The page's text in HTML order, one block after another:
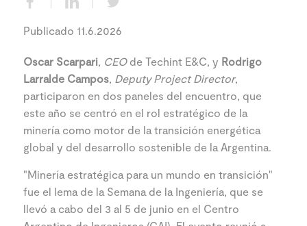
Publicado 11.6.2026
Oscar Scarpari, CEO de Techint E&C, y Rodrigo
Larralde Campos, Deputy Project Director,
participaron en dos paneles del encuentro, que
este año se centró en el rol estratégico de la
minería como motor de la transición energética
global y del desarrollo sostenible de la Argentina.
"Minería estratégica para un mundo en transición"
fue el lema de la Semana de la Ingeniería, que se
llevó a cabo del 3 al 5 de junio en el Centro